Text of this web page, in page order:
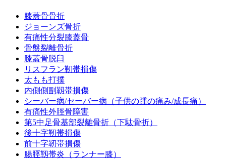
膝蓋骨骨折
ジョーンズ骨折
有痛性分裂膝蓋骨
骨盤裂離骨折
膝蓋骨脱臼
リスフラン靭帯損傷
太もも打撲
内側側副靱帯損傷
シーバー病/セーバー病（子供の踵の痛み/成長痛）
有痛性外脛骨障害
第5中足骨基部裂離骨折（下駄骨折）
後十字靭帯損傷
前十字靭帯損傷
腸脛靱帯炎（ランナー膝）